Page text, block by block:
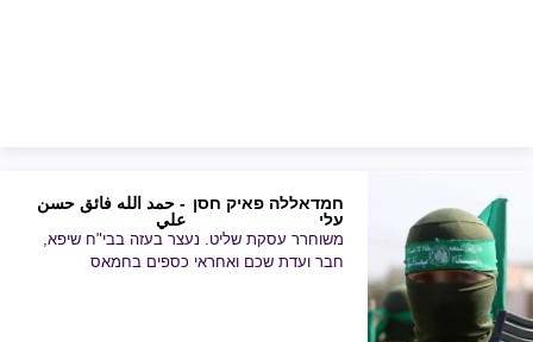
חמדאללה פאיק חסן
עלי
- حمد الله فائق حسن
علي
משוחרר עסקת שליט. נעצר בעזה בבי"ח שיפא,
חבר ועדת שכם ואחראי כספים בחמאס